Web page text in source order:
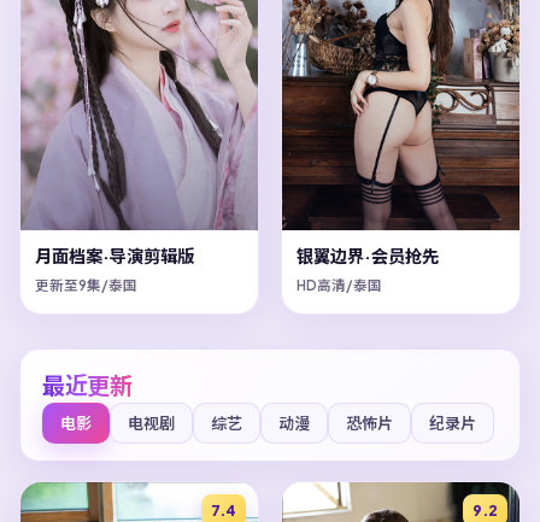
月面档案·导演剪辑版
更新至9集/泰国
银翼边界·会员抢先
HD高清/泰国
最近更新
电影 电视剧 综艺 动漫 恐怖片 纪录片
7.4 9.2